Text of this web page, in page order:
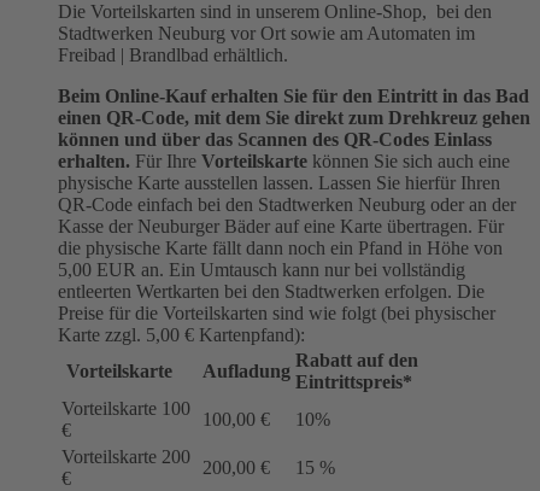
Die Vorteilskarten sind in unserem Online-Shop, bei den
Stadtwerken Neuburg vor Ort sowie am Automaten im
Freibad | Brandlbad erhältlich.
Beim Online-Kauf erhalten Sie für den Eintritt in das Bad
einen QR-Code, mit dem Sie direkt zum Drehkreuz gehen
können und über das Scannen des QR-Codes Einlass
erhalten. Für Ihre Vorteilskarte können Sie sich auch eine
physische Karte ausstellen lassen. Lassen Sie hierfür Ihren
QR-Code einfach bei den Stadtwerken Neuburg oder an der
Kasse der Neuburger Bäder auf eine Karte übertragen. Für
die physische Karte fällt dann noch ein Pfand in Höhe von
5,00 EUR an. Ein Umtausch kann nur bei vollständig
entleerten Wertkarten bei den Stadtwerken erfolgen. Die
Preise für die Vorteilskarten sind wie folgt (bei physischer
Karte zzgl. 5,00 € Kartenpfand):
Vorteilskarte
Aufladung
Rabatt auf den
Eintrittspreis*
Vorteilskarte 100
€
100,00 €
10%
Vorteilskarte 200
€
200,00 €
15 %